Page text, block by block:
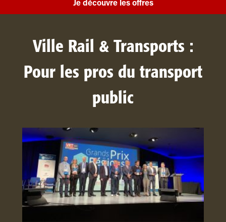
Je découvre les offres
Ville Rail & Transports :
Pour les pros du transport
public